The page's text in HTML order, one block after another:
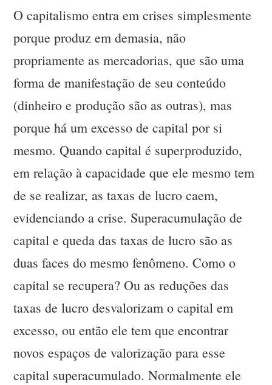
O capitalismo entra em crises simplesmente
porque produz em demasia, não
propriamente as mercadorias, que são uma
forma de manifestação de seu conteúdo
(dinheiro e produção são as outras), mas
porque há um excesso de capital por si
mesmo. Quando capital é superproduzido,
em relação à capacidade que ele mesmo tem
de se realizar, as taxas de lucro caem,
evidenciando a crise. Superacumulação de
capital e queda das taxas de lucro são as
duas faces do mesmo fenômeno. Como o
capital se recupera? Ou as reduções das
taxas de lucro desvalorizam o capital em
excesso, ou então ele tem que encontrar
novos espaços de valorização para esse
capital superacumulado. Normalmente ele